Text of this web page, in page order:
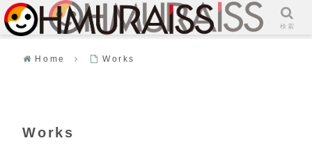
Home Works
Works
メニュー 検索